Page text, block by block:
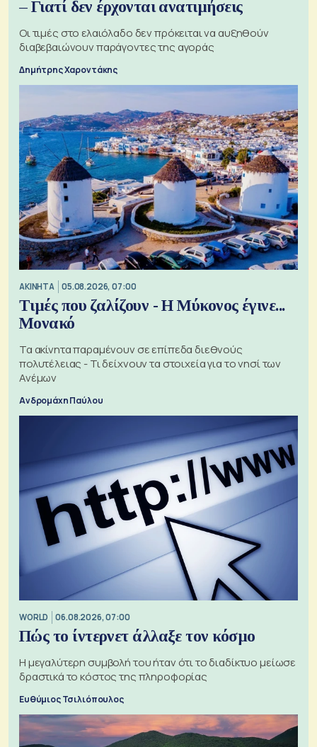
– Γιατί δεν έρχονται ανατιμήσεις
Οι τιμές στο ελαιόλαδο δεν πρόκειται να αυξηθούν
διαβεβαιώνουν παράγοντες της αγοράς
Δημήτρης Χαροντάκης
ΑΚΙΝΗΤΑ 05.08.2026, 07:00
Τιμές που ζαλίζουν - Η Μύκονος έγινε...
Μονακό
Τα ακίνητα παραμένουν σε επίπεδα διεθνούς
πολυτέλειας - Τι δείχνουν τα στοιχεία για το νησί των
Ανέμων
Ανδρομάχη Παύλου
WORLD 06.08.2026, 07:00
Πώς το ίντερνετ άλλαξε τον κόσμο
Η μεγαλύτερη συμβολή του ήταν ότι το διαδίκτυο μείωσε
δραστικά το κόστος της πληροφορίας
Ευθύμιος Τσιλιόπουλος